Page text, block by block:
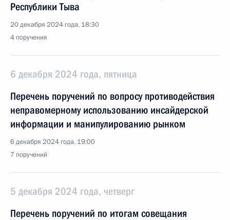
Республики Тыва
20 декабря 2024 года, 18:30
4 поручения
6 декабря 2024 года, пятница
Перечень поручений по вопросу противодействия
неправомерному использованию инсайдерской
информации и манипулированию рынком
6 декабря 2024 года, 19:00
7 поручений
5 декабря 2024 года, четверг
Перечень поручений по итогам совещания